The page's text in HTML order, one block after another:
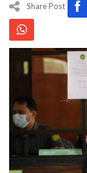
Share Post